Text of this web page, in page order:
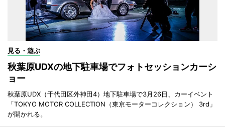
見る・遊ぶ
秋葉原UDXの地下駐車場でフォトセッションカーシ
ョー
秋葉原UDX（千代田区外神田4）地下駐車場で3月26日、カーイベント
「TOKYO MOTOR COLLECTION（東京モーターコレクション） 3rd」
が開かれる。